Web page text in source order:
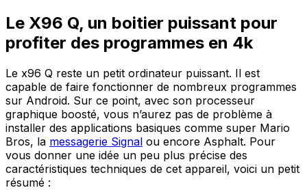
Le X96 Q, un boitier puissant pour
profiter des programmes en 4k
Le x96 Q reste un petit ordinateur puissant. Il est
capable de faire fonctionner de nombreux programmes
sur Android. Sur ce point, avec son processeur
graphique boosté, vous n’aurez pas de problème à
installer des applications basiques comme super Mario
Bros, la messagerie Signal ou encore Asphalt. Pour
vous donner une idée un peu plus précise des
caractéristiques techniques de cet appareil, voici un petit
résumé :